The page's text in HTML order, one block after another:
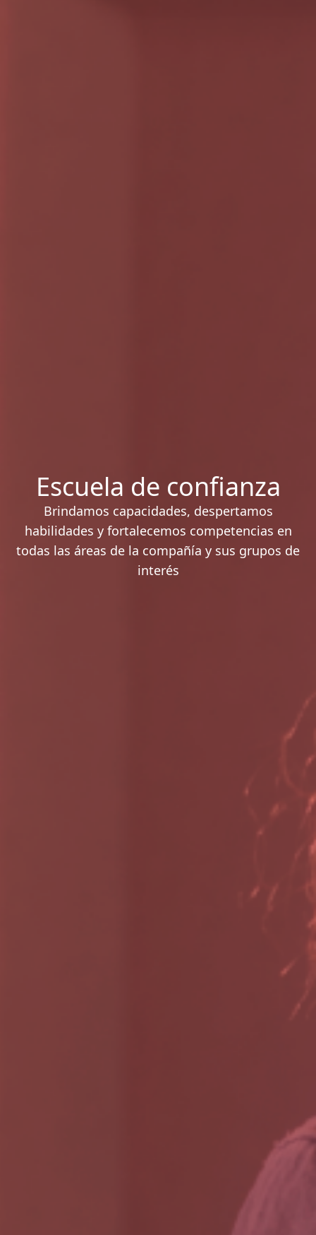
Escuela de confianza
Brindamos capacidades, despertamos
habilidades y fortalecemos competencias en
todas las áreas de la compañía y sus grupos de
interés